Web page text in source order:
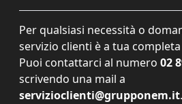
Per qualsiasi necessità o
servizio clienti è a tua
Puoi contattarci al numero 02
scrivendo una mail a
servizioclienti@grupponem.it.